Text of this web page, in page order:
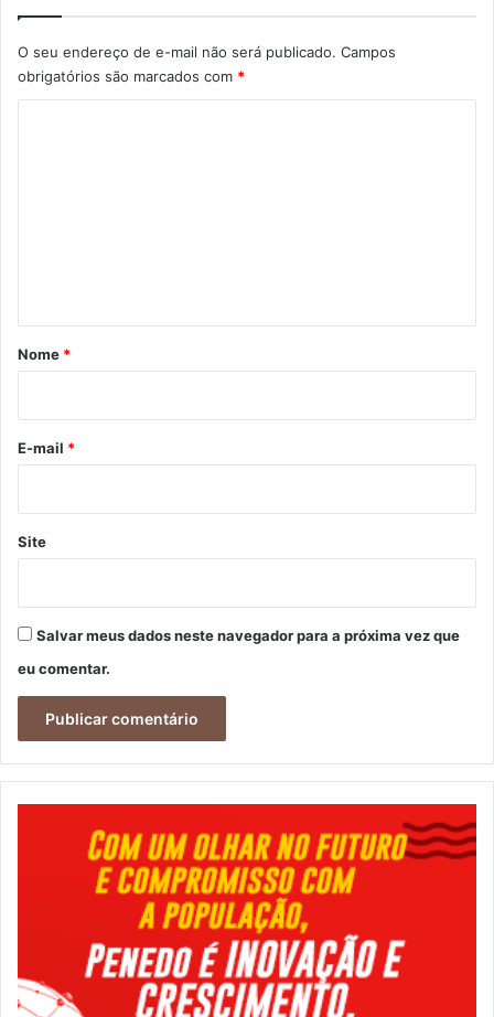
O seu endereço de e-mail não será publicado. Campos
obrigatórios são marcados com *
r
*
Nome *
E-mail *
Site
Salvar meus dados neste navegador para a próxima vez que
eu comentar.